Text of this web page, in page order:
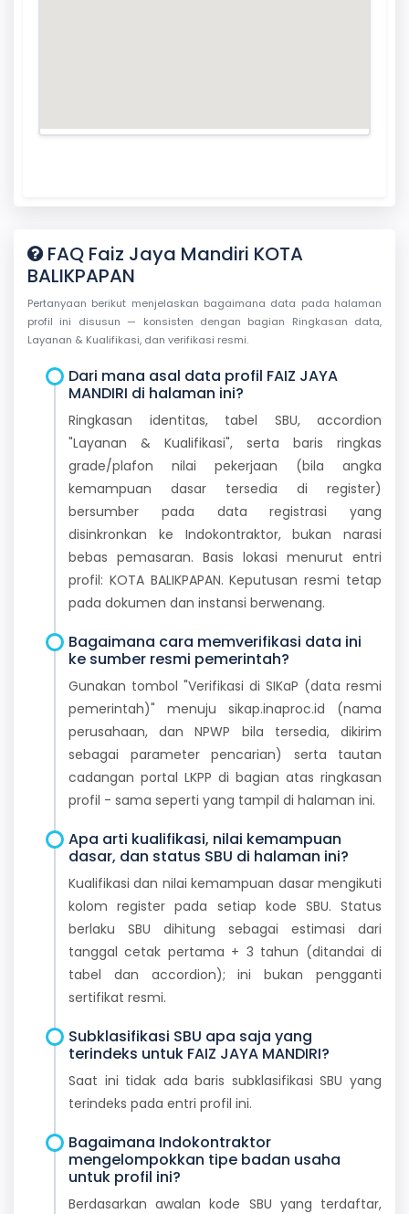
FAQ Faiz Jaya Mandiri KOTA
BALIKPAPAN
Pertanyaan berikut menjelaskan bagaimana data pada halaman
profil ini disusun — konsisten dengan bagian Ringkasan data,
Layanan & Kualifikasi, dan verifikasi resmi.
Dari mana asal data profil FAIZ JAYA
MANDIRI di halaman ini?
Ringkasan identitas, tabel SBU, accordion
"Layanan & Kualifikasi", serta baris ringkas
grade/plafon nilai pekerjaan (bila angka
kemampuan dasar tersedia di register)
bersumber pada data registrasi yang
disinkronkan ke Indokontraktor, bukan narasi
bebas pemasaran. Basis lokasi menurut entri
profil: KOTA BALIKPAPAN. Keputusan resmi tetap
pada dokumen dan instansi berwenang.
Bagaimana cara memverifikasi data ini
ke sumber resmi pemerintah?
Gunakan tombol "Verifikasi di SIKaP (data resmi
pemerintah)" menuju sikap.inaproc.id (nama
perusahaan, dan NPWP bila tersedia, dikirim
sebagai parameter pencarian) serta tautan
cadangan portal LKPP di bagian atas ringkasan
profil - sama seperti yang tampil di halaman ini.
Apa arti kualifikasi, nilai kemampuan
dasar, dan status SBU di halaman ini?
Kualifikasi dan nilai kemampuan dasar mengikuti
kolom register pada setiap kode SBU. Status
berlaku SBU dihitung sebagai estimasi dari
tanggal cetak pertama + 3 tahun (ditandai di
tabel dan accordion); ini bukan pengganti
sertifikat resmi.
Subklasifikasi SBU apa saja yang
terindeks untuk FAIZ JAYA MANDIRI?
Saat ini tidak ada baris subklasifikasi SBU yang
terindeks pada entri profil ini.
Bagaimana Indokontraktor
mengelompokkan tipe badan usaha
untuk profil ini?
Berdasarkan awalan kode SBU yang terdaftar,